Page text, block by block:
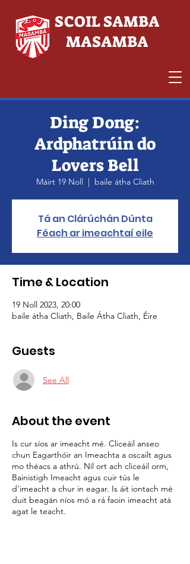
SCOIL SAMBA
MASAMBA
Ding Dong:
Ardphatrúin do
Lovers Bell
Máirt 19 Noll
  |
baile átha Cliath
Tá an Clárúchán Dúnta
Féach ar imeachtaí eile
Time & Location
19 Noll 2023, 20:00
baile átha Cliath, Baile Átha Cliath, Éire
Guests
See All
About the event
Is cur síos ar imeacht mé. Cliceáil anseo
chun Eagarthóir an Imeachta a oscailt agus
mo théacs a athrú. Níl ort ach cliceáil orm,
Bainistigh Imeacht agus cuir tús le
d'imeacht a chur in eagar. Is áit iontach mé
duit beagán níos mó a rá faoin imeacht atá
agat le teacht.